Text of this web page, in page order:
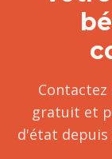
gratuit et
d'état depuis